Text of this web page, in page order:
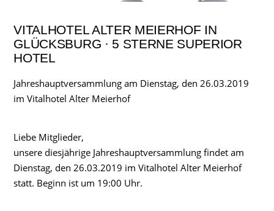
VITALHOTEL ALTER MEIERHOF IN
GLÜCKSBURG · 5 STERNE SUPERIOR
HOTEL
Jahreshauptversammlung am Dienstag, den 26.03.2019
im Vitalhotel Alter Meierhof
Liebe Mitglieder,
unsere diesjährige Jahreshauptversammlung findet am
Dienstag, den 26.03.2019 im Vitalhotel Alter Meierhof
statt. Beginn ist um 19:00 Uhr.